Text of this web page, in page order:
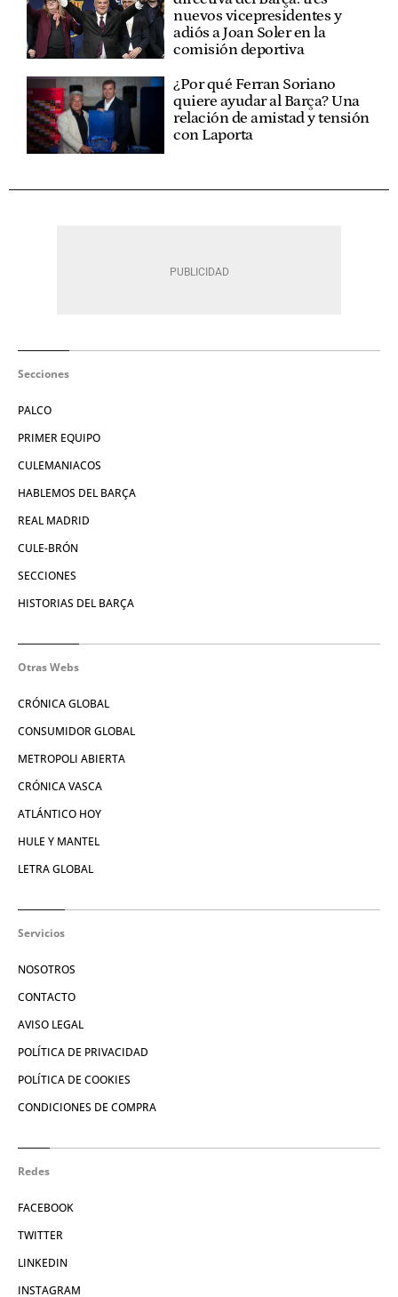
nuevos vicepresidentes y
adiós a Joan Soler en la
comisión deportiva
¿Por qué Ferran Soriano
quiere ayudar al Barça? Una
relación de amistad y tensión
con Laporta
Secciones
PALCO
PRIMER EQUIPO
CULEMANIACOS
HABLEMOS DEL BARÇA
REAL MADRID
CULE-BRÓN
SECCIONES
HISTORIAS DEL BARÇA
Otras Webs
CRÓNICA GLOBAL
CONSUMIDOR GLOBAL
METROPOLI ABIERTA
CRÓNICA VASCA
ATLÁNTICO HOY
HULE Y MANTEL
LETRA GLOBAL
Servicios
NOSOTROS
CONTACTO
AVISO LEGAL
POLÍTICA DE PRIVACIDAD
POLÍTICA DE COOKIES
CONDICIONES DE COMPRA
Redes
FACEBOOK
TWITTER
LINKEDIN
INSTAGRAM